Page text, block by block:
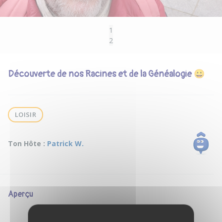
1
2
Découverte de nos Racines et de la Généalogie 😀
LOISIR
Ton Hôte : Patrick W.
Aperçu